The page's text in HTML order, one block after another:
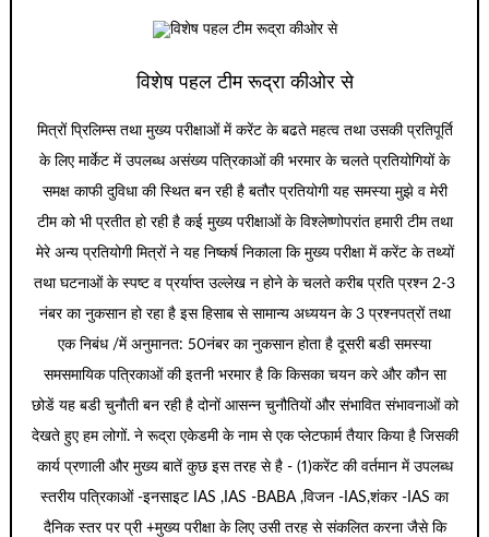
विशेष पहल टीम रूद्रा कीओर से
मित्रों प्रिलिम्स तथा मुख्य परीक्षाओं में करेंट के बढते महत्व तथा उसकी प्रतिपूर्ति
के लिए मार्केट में उपलब्ध असंख्य पत्रिकाओं की भरमार के चलते प्रतियोगियों के
समक्ष काफी दुविधा की स्थित बन रही है बतौर प्रतियोगी यह समस्या मुझे व मेरी
टीम को भी प्रतीत हो रही है कई मुख्य परीक्षाओं के विश्लेष्णोपरांत हमारी टीम तथा
मेरे अन्य प्रतियोगी मित्रों ने यह निष्कर्ष निकाला कि मुख्य परीक्षा में करेंट के तथ्यों
तथा घटनाओं के स्पष्ट व प्रर्याप्त उल्लेख न होने के चलते करीब प्रति प्रश्न 2-3
नंबर का नुकसान हो रहा है इस हिसाब से सामान्य अध्ययन के 3 प्रश्नपत्रों तथा
एक निबंध /में अनुमानत: 50नंबर का नुकसान होता है दूसरी बडी समस्या
समसमायिक पत्रिकाओं की इतनी भरमार है कि किसका चयन करे और कौन सा
छोडें यह बडी चुनौती बन रही है दोनों आसन्न चुनौतियों और संभावित संभावनाओं को
देखते हुए हम लोगों. ने रूद्रा एकेडमी के नाम से एक प्लेटफार्म तैयार किया है जिसकी
कार्य प्रणाली और मुख्य बातें कुछ इस तरह से है - (1)करेंट की वर्तमान में उपलब्ध
स्तरीय पत्रिकाओं -इनसाइट IAS ,IAS -BABA ,विजन -IAS,शंकर -IAS का
दैनिक स्तर पर प्री +मुख्य परीक्षा के लिए उसी तरह से संकलित करना जैसे कि